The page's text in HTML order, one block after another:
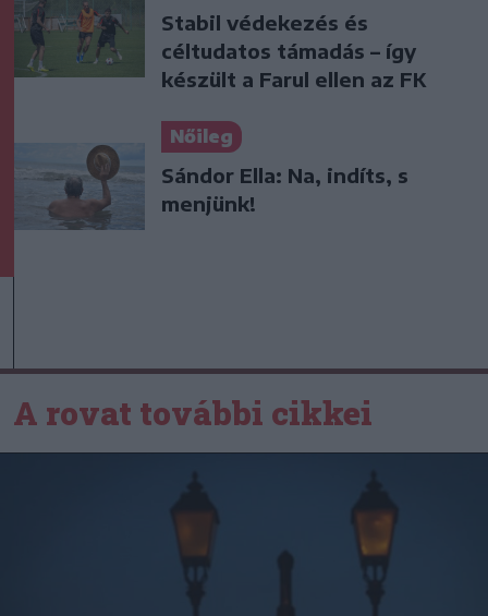
Stabil védekezés és
céltudatos támadás – így
készült a Farul ellen az FK
Nőileg
Sándor Ella: Na, indíts, s
menjünk!
A rovat további cikkei